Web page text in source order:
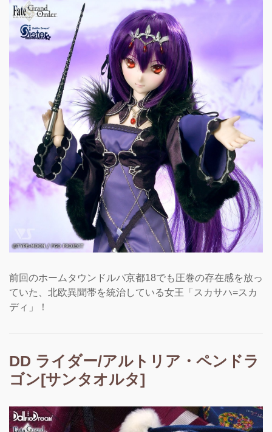
前回のホームタウンドルパ京都18でも圧巻の存在感を放っ
ていた、北欧異聞帯を統治している女王「スカサハ=スカ
ディ」！
DD ライダー/アルトリア・ペンドラ
ゴン[サンタオルタ]